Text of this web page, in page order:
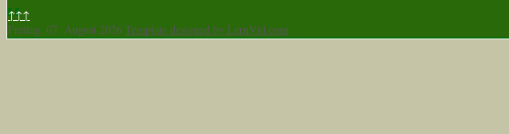
↑↑↑
Freitag, 07. August 2026 Template designed by LernVid.com